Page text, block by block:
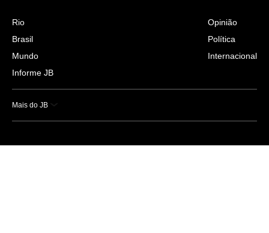
Rio
Brasil
Mundo
Informe JB
Opinião
Política
Internacional
Mais do JB
Esportes